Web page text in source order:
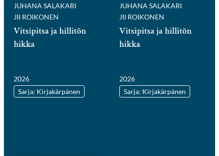
JUHANA SALAKARI
JII ROIKONEN
Vitsipitsa ja hillitön
hikka
2026
Sarja: Kirjakärpänen
JUHANA SALAKARI
JII ROIKONEN
Vitsipitsa ja hillitön
hikka
2026
Sarja: Kirjakärpänen